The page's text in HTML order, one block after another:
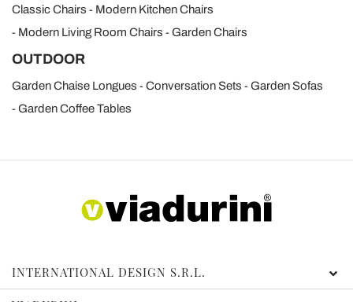
Classic Chairs
Modern Kitchen Chairs
Modern Living Room Chairs
Garden Chairs
OUTDOOR
Garden Chaise Longues Conversation Sets
Garden Sofas
Garden Coffee Tables
INTERNATIONAL DESIGN S.R.L.